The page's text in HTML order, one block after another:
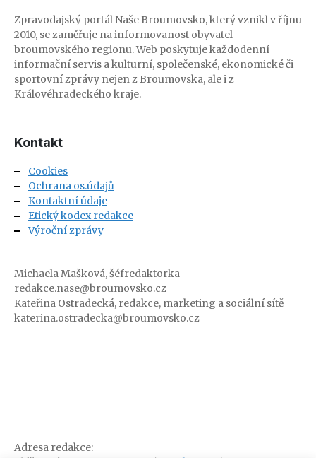
Zpravodajský portál Naše Broumovsko, který vznikl v říjnu
2010, se zaměřuje na informovanost obyvatel
broumovského regionu. Web poskytuje každodenní
informační servis a kulturní, společenské, ekonomické či
sportovní zprávy nejen z Broumovska, ale i z
Královéhradeckého kraje.
Kontakt
Cookies
Ochrana os.údajů
Kontaktní údaje
Etický kodex redakce
Výroční zprávy
Michaela Mašková, šéfredaktorka
redakce.nase@broumovsko.cz
Kateřina Ostradecká, redakce, marketing a sociální sítě
katerina.ostradecka@broumovsko.cz
Adresa redakce: